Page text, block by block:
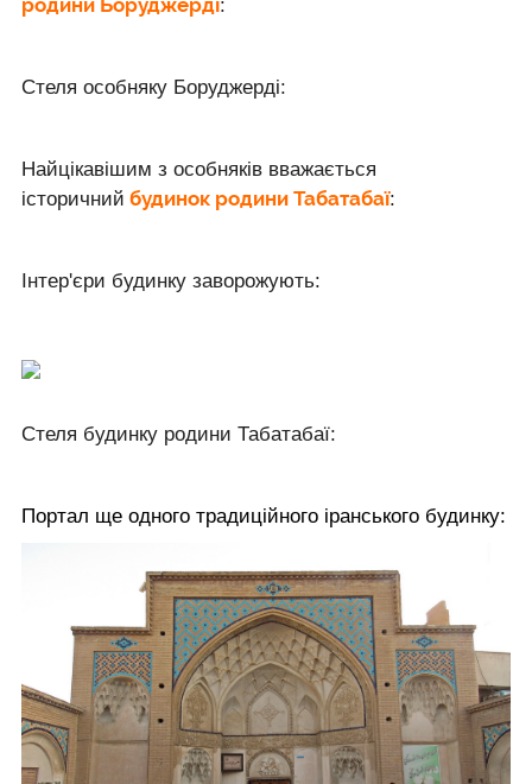
:
Стеля особняку Боруджерді:
Найцікавішим з особняків вважається
історичний будинок родини Табатабаї:
Інтер'єри будинку заворожують:
Стеля будинку родини Табатабаї:
Портал ще одного традиційного іранського будинку: